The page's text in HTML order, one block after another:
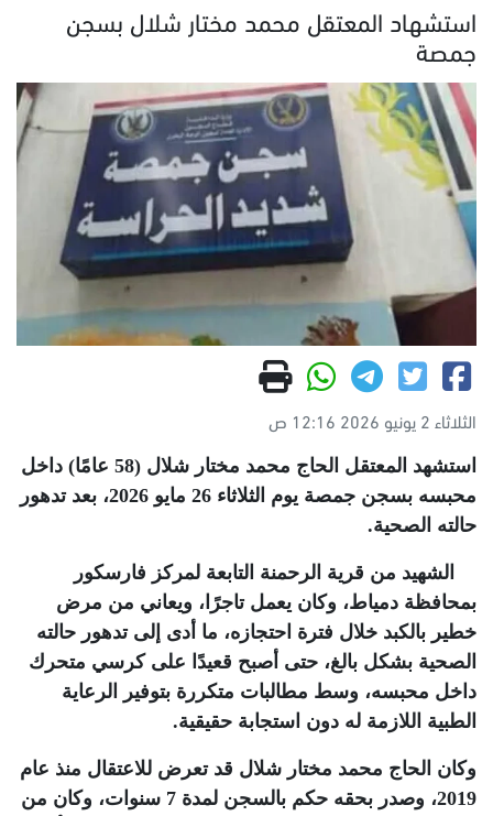
استشهاد المعتقل محمد مختار شلال بسجن
جمصة
الثلاثاء 2 يونيو 2026 12:16 ص
استشهد المعتقل الحاج محمد مختار شلال (58 عامًا) داخل
محبسه بسجن جمصة يوم الثلاثاء 26 مايو 2026، بعد تدهور
حالته الصحية.
الشهيد من قرية الرحمنة التابعة لمركز فارسكور
بمحافظة دمياط، وكان يعمل تاجرًا، ويعاني من مرض
خطير بالكبد خلال فترة احتجازه، ما أدى إلى تدهور حالته
الصحية بشكل بالغ، حتى أصبح قعيدًا على كرسي متحرك
داخل محبسه، وسط مطالبات متكررة بتوفير الرعاية
الطبية اللازمة له دون استجابة حقيقية.
وكان الحاج محمد مختار شلال قد تعرض للاعتقال منذ عام
2019، وصدر بحقه حكم بالسجن لمدة 7 سنوات، وكان من